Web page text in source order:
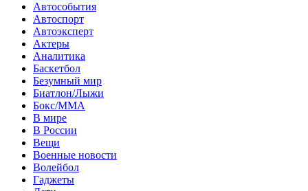
Автособытия
Автоспорт
Автоэксперт
Актеры
Аналитика
Баскетбол
Безумный мир
Биатлон/Лыжи
Бокс/MMA
В мире
В России
Вещи
Военные новости
Волейбол
Гаджеты